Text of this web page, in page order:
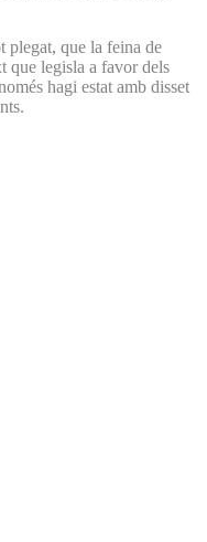
plegat, que la feina de
que legisla a favor dels
hagi estat amb disset